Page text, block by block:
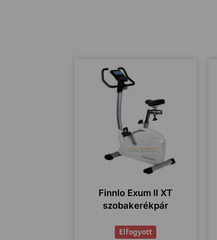
Finnlo Exum II XT
szobakerékpár
Elfogyott